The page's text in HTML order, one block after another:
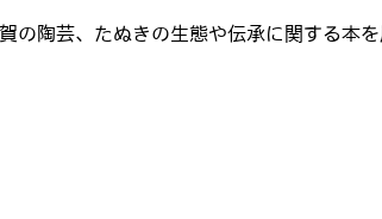
陶芸、たぬきの生態や伝承に関する本